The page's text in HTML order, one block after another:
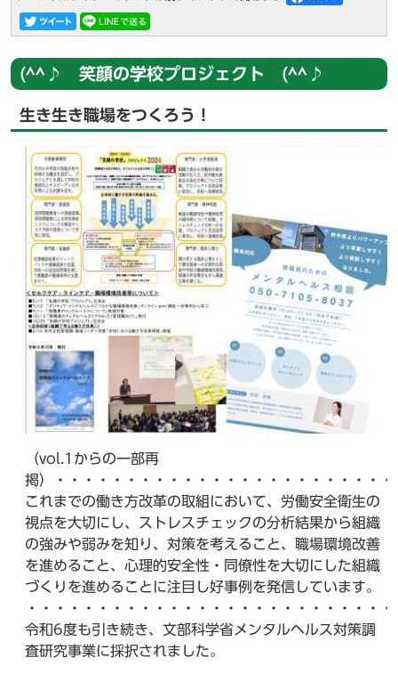
(^^♪ 笑顔の学校プロジェクト (^^♪
生き生き職場をつくろう！
（vol.1からの一部再
掲）・・・・・・・・・・・・・・・・・・・・・・・
これまでの働き方改革の取組において、労働安全衛生の
視点を大切にし、ストレスチェックの分析結果から組織
の強みや弱みを知り、対策を考えること、職場環境改善
を進めること、心理的安全性・同僚性を大切にした組織
づくりを進めることに注目し好事例を発信しています。
・・・・・・・・・・・・・・・・・・・・・・・・・
令和6度も引き続き、文部科学省メンタルヘルス対策調
査研究事業に採択されました。